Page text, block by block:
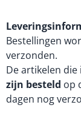
Bestellingen
verzonden.
De artikelen
zijn besteld op
dagen nog